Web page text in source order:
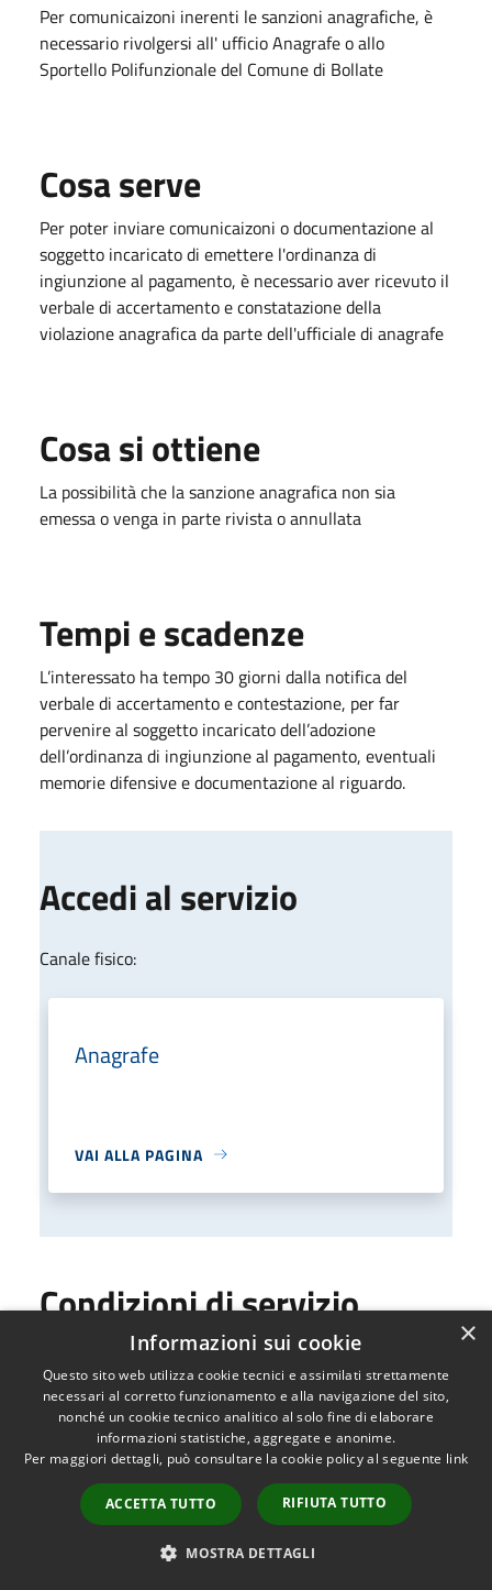
Per comunicaizoni inerenti le sanzioni anagrafiche, è
necessario rivolgersi all' ufficio Anagrafe o allo
Sportello Polifunzionale del Comune di Bollate
Cosa serve
Per poter inviare comunicaizoni o documentazione al
soggetto incaricato di emettere l'ordinanza di
ingiunzione al pagamento, è necessario aver ricevuto il
verbale di accertamento e constatazione della
violazione anagrafica da parte dell'ufficiale di anagrafe
Cosa si ottiene
La possibilità che la sanzione anagrafica non sia
emessa o venga in parte rivista o annullata
Tempi e scadenze
L’interessato ha tempo 30 giorni dalla notifica del
verbale di accertamento e contestazione, per far
pervenire al soggetto incaricato dell’adozione
dell’ordinanza di ingiunzione al pagamento, eventuali
memorie difensive e documentazione al riguardo.
Accedi al servizio
Canale fisico:
Anagrafe
VAI ALLA PAGINA
Condizioni di servizio
Condizioni di servizio
PDF
Scarica
×
Informazioni sui cookie
Questo sito web utilizza cookie tecnici e assimilati strettamente
necessari al corretto funzionamento e alla navigazione del sito,
nonché un cookie tecnico analitico al solo fine di elaborare
informazioni statistiche, aggregate e anonime.
Per maggiori dettagli, può consultare la cookie policy al seguente link
ACCETTA TUTTO RIFIUTA TUTTO
MOSTRA DETTAGLI